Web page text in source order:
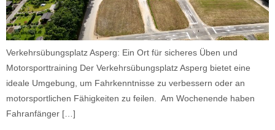
Verkehrsübungsplatz Asperg: Ein Ort für sicheres Üben und
Motorsporttraining Der Verkehrsübungsplatz Asperg bietet eine
ideale Umgebung, um Fahrkenntnisse zu verbessern oder an
motorsportlichen Fähigkeiten zu feilen. Am Wochenende haben
Fahranfänger […]